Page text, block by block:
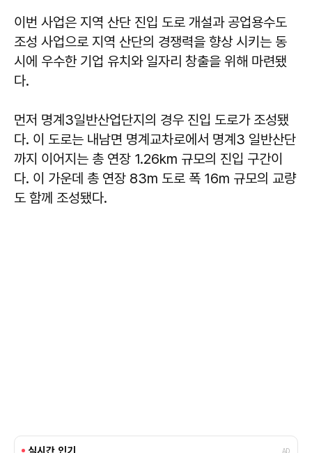
이번 사업은 지역 산단 진입 도로 개설과 공업용수도
조성 사업으로 지역 산단의 경쟁력을 향상 시키는 동
시에 우수한 기업 유치와 일자리 창출을 위해 마련됐
다.
먼저 명계3일반산업단지의 경우 진입 도로가 조성됐
다. 이 도로는 내남면 명계교차로에서 명계3 일반산단
까지 이어지는 총 연장 1.26km 규모의 진입 구간이
다. 이 가운데 총 연장 83m 도로 폭 16m 규모의 교량
도 함께 조성됐다.